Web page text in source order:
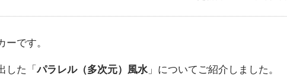
です。
した「パラレル（多次元）風水 」についてご紹介しました。